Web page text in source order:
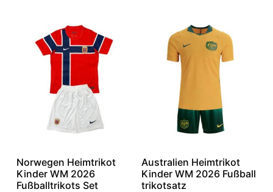
Norwegen Heimtrikot
Kinder WM 2026
Fußballtrikots Set
Australien Heimtrikot
Kinder WM 2026 Fußball
trikotsatz